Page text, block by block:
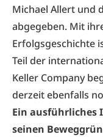
Michael Allert und
abgegeben. Mit
Erfolgsgeschichte
Teil der
Keller Company
derzeit ebenfalls
Ein ausführliches
seinen